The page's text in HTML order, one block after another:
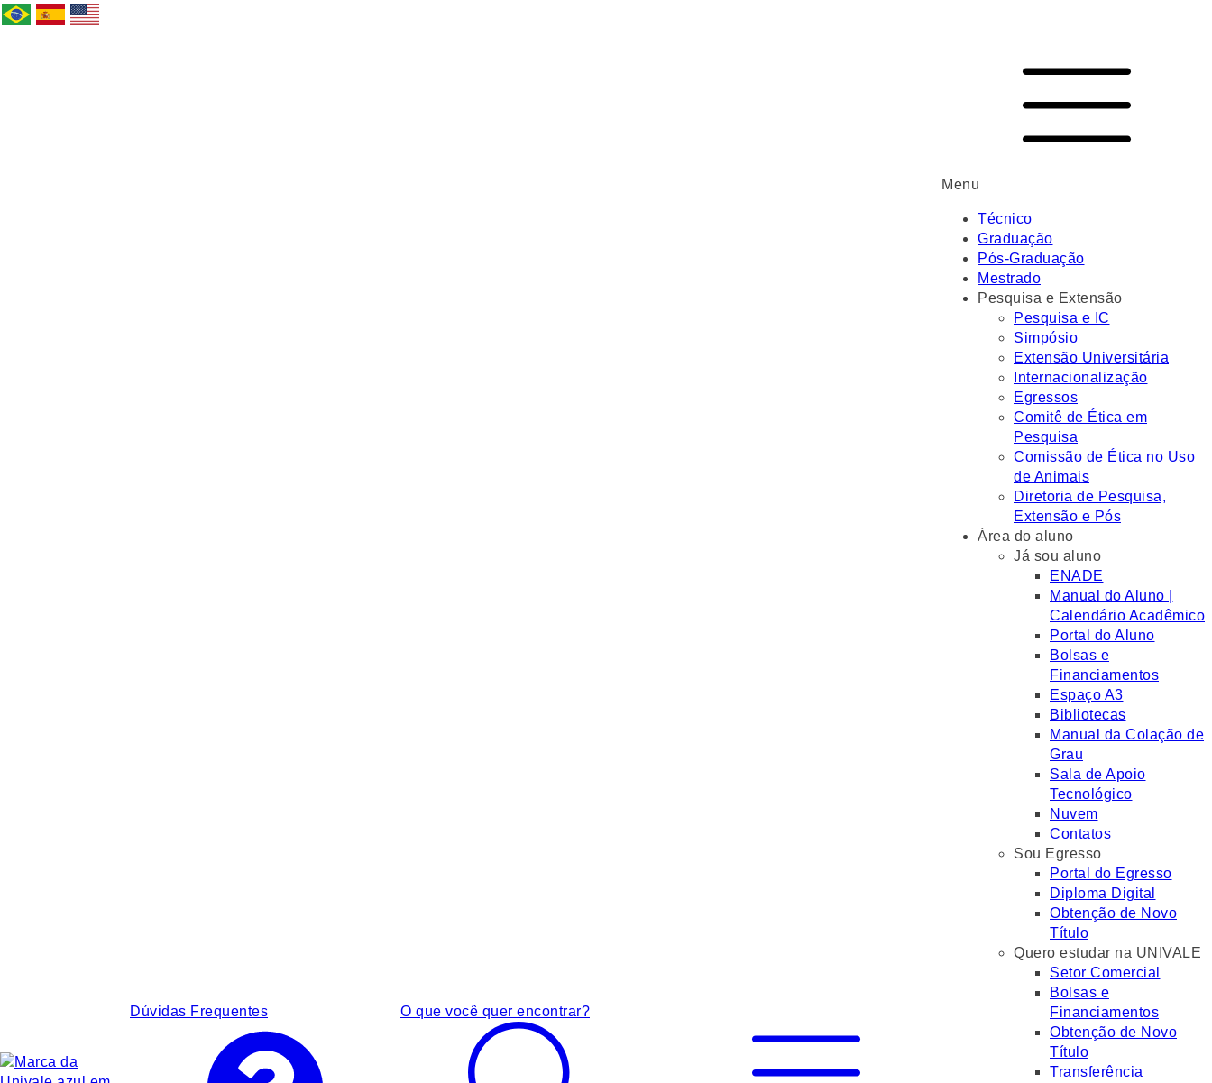
Dúvidas Frequentes O que você quer encontrar?
Menu
Técnico
Graduação
Pós-Graduação
Mestrado
Pesquisa e Extensão
Pesquisa e IC
Simpósio
Extensão Universitária
Internacionalização
Egressos
Comitê de Ética em
Pesquisa
Comissão de Ética no Uso
de Animais
Diretoria de Pesquisa,
Extensão e Pós
Área do aluno
Já sou aluno
ENADE
Manual do Aluno |
Calendário Acadêmico
Portal do Aluno
Bolsas e
Financiamentos
Espaço A3
Bibliotecas
Manual da Colação de
Grau
Sala de Apoio
Tecnológico
Nuvem
Contatos
Sou Egresso
Portal do Egresso
Diploma Digital
Obtenção de Novo
Título
Quero estudar na UNIVALE
Setor Comercial
Bolsas e
Financiamentos
Obtenção de Novo
Título
Transferência